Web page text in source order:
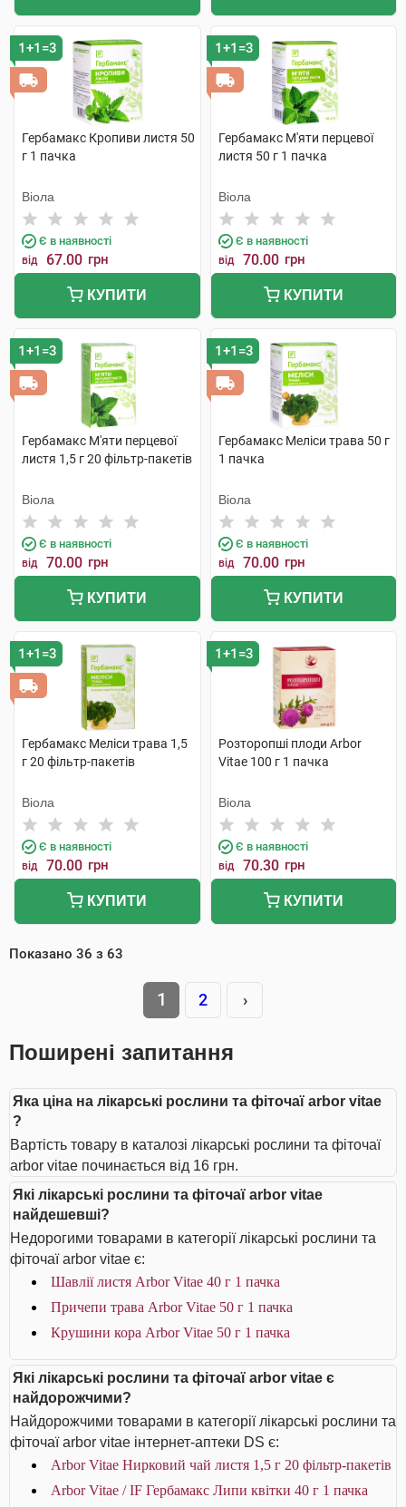
1+1=3
Гербамакс Кропиви листя 50
г 1 пачка
Віола
Є в наявності
від 67.00 грн
КУПИТИ
1+1=3
Гербамакс М'яти перцевої
листя 50 г 1 пачка
Віола
Є в наявності
від 70.00 грн
КУПИТИ
1+1=3
Гербамакс М'яти перцевої
листя 1,5 г 20 фільтр-пакетів
Віола
Є в наявності
від 70.00 грн
КУПИТИ
1+1=3
Гербамакс Меліси трава 50 г
1 пачка
Віола
Є в наявності
від 70.00 грн
КУПИТИ
1+1=3
Гербамакс Меліси трава 1,5
г 20 фільтр-пакетів
Віола
Є в наявності
від 70.00 грн
КУПИТИ
1+1=3
Розторопші плоди Arbor
Vitae 100 г 1 пачка
Віола
Є в наявності
від 70.30 грн
КУПИТИ
Показано 36 з 63
1 2 ›
Поширені запитання
Яка ціна на лікарські рослини та фіточаї arbor vitae
?
Вартість товару в каталозі лікарські рослини та фіточаї
arbor vitae починається від 16 грн.
Які лікарські рослини та фіточаї arbor vitae
найдешевші?
Недорогими товарами в категорії лікарські рослини та
фіточаї arbor vitae є:
Шавлії листя Arbor Vitae 40 г 1 пачка
Причепи трава Arbor Vitae 50 г 1 пачка
Крушини кора Arbor Vitae 50 г 1 пачка
Які лікарські рослини та фіточаї arbor vitae є
найдорожчими?
Найдорожчими товарами в категорії лікарські рослини та
фіточаї arbor vitae інтернет-аптеки DS є:
Arbor Vitae Нирковий чай листя 1,5 г 20 фільтр-пакетів
Arbor Vitae / IF Гербамакс Липи квітки 40 г 1 пачка